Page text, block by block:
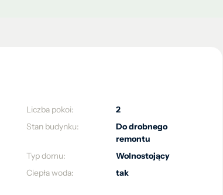
Liczba pokoi:
2
Stan budynku:
Do drobnego
remontu
Typ domu:
Wolnostojący
Ciepła woda:
tak